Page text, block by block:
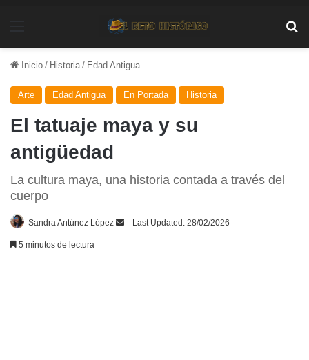
Inicio / Historia / Edad Antigua
Arte Edad Antigua En Portada Historia
El tatuaje maya y su
antigüedad
La cultura maya, una historia contada a través del
cuerpo
Sandra Antúnez López
SendLast Updated: 28/02/2026
5 minutos de lectura